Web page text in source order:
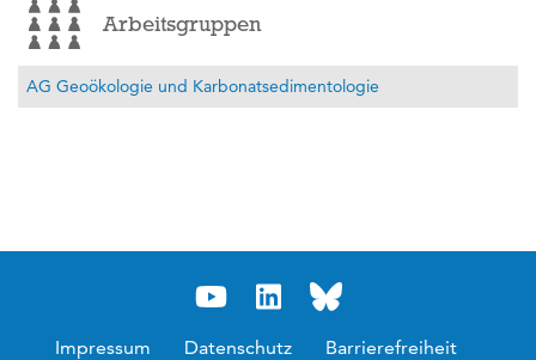
Arbeitsgruppen
AG Geoökologie und Karbonatsedimentologie
Impressum Datenschutz
Barrierefreiheit